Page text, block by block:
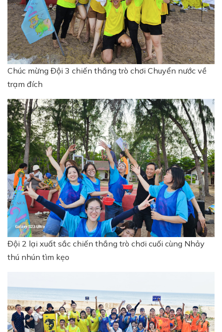
Chúc mừng Đội 3 chiến thắng trò chơi Chuyển nước về
trạm đích
Đội 2 lại xuất sắc chiến thắng trò chơi cuối cùng Nhảy
thú nhún tìm kẹo